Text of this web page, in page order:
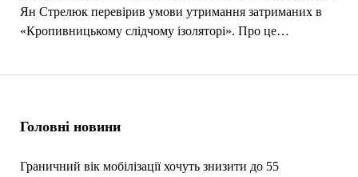
Головні новини
Граничний вік мобілізації хочуть знизити до 55
Ян Стрелюк перевірив умови утримання затриманих в
«Кропивницькому слідчому ізоляторі». Про це…